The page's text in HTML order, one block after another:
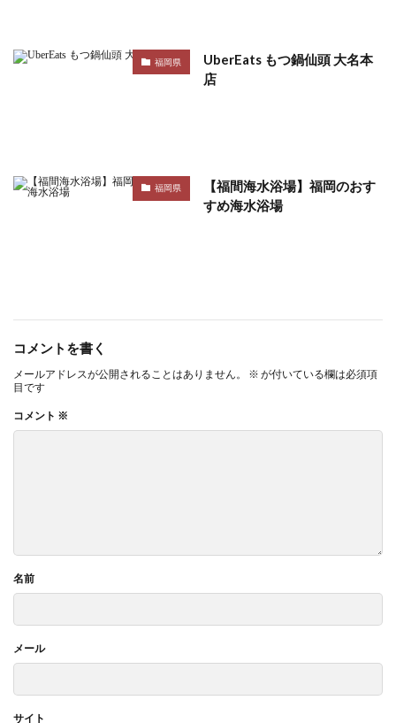
福岡県
UberEats もつ鍋仙頭 大名本
店
福岡県
【福間海水浴場】福岡のおす
すめ海水浴場
コメントを書く
メールアドレスが公開されることはありません。 ※ が付いている欄は必須項
目です
コメント ※
名前
メール
サイト